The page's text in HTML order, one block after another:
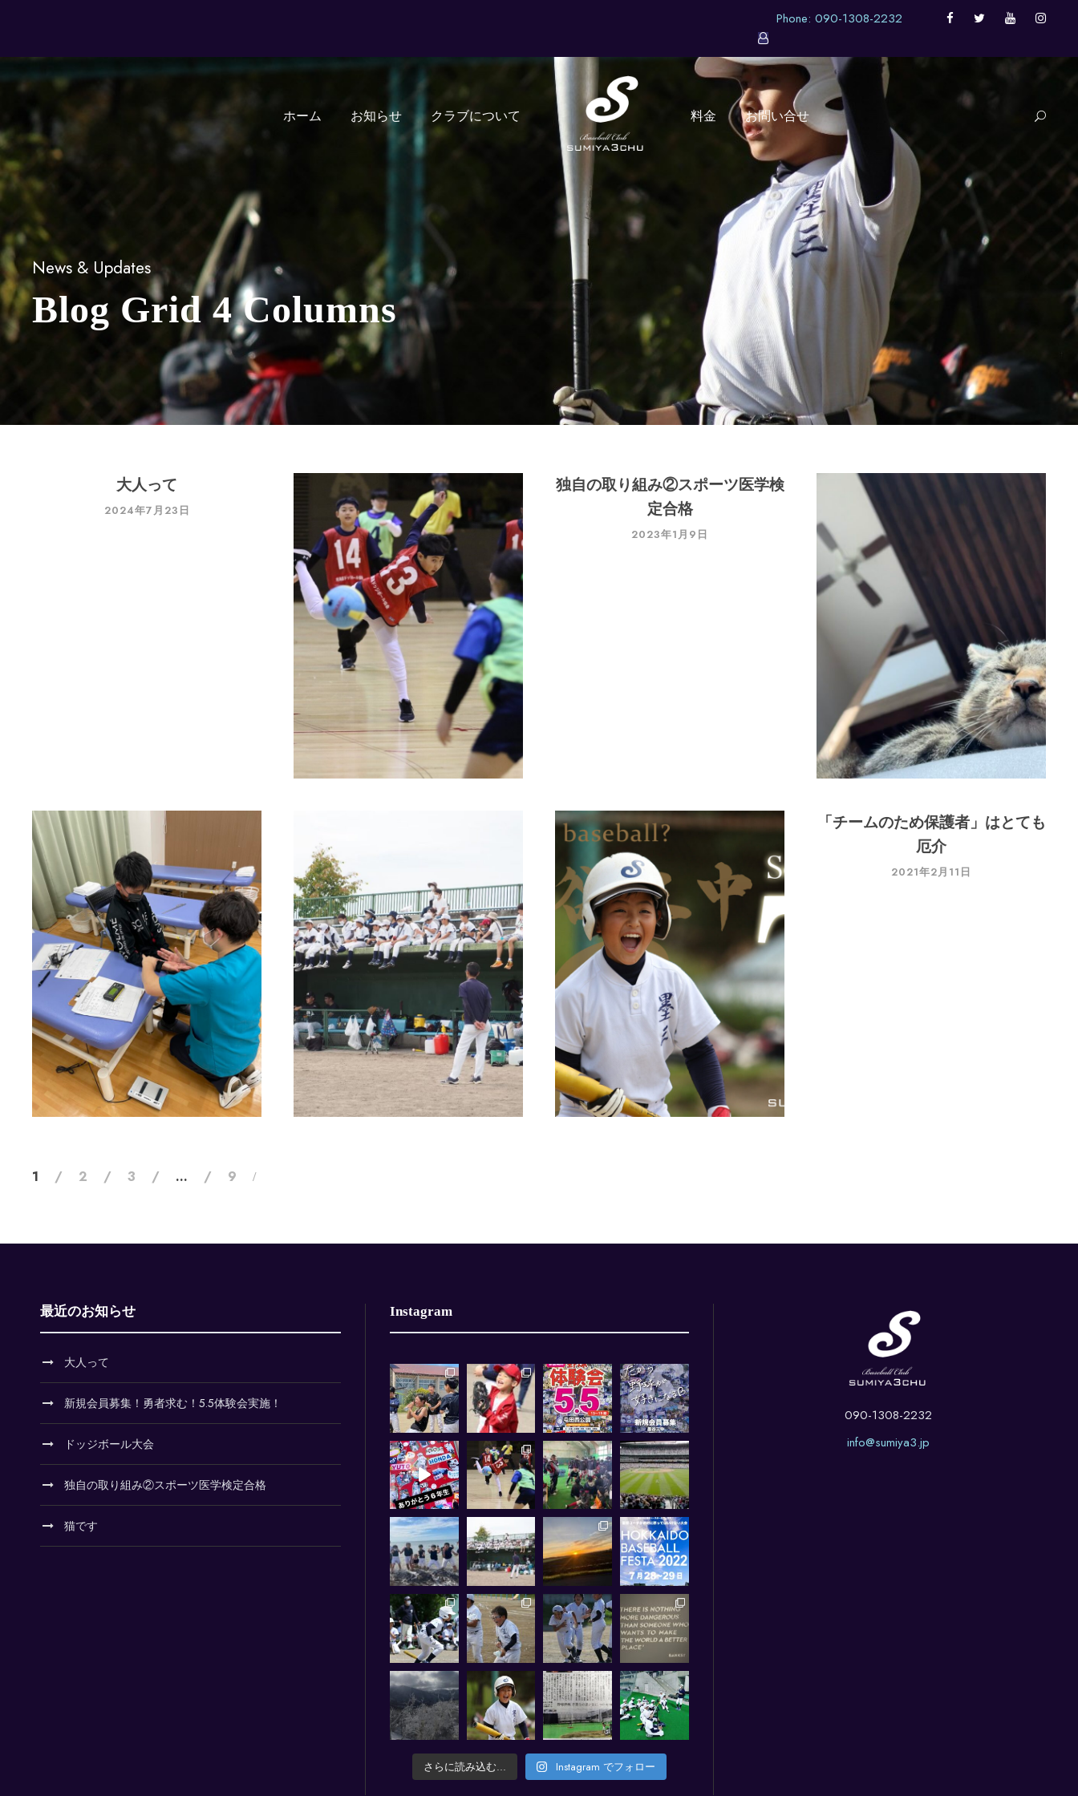
Phone: 090-1308-2232
ホーム お知らせ クラブについて 料金 お問い合せ
News & Updates
Blog Grid 4 Columns
大人って
2024年7月23日
2023年1月25日
独自の取り組み②スポーツ医学検
定合格
2023年1月9日
2022年12月31日
2022年12月28日 2022年12月26日 2022年7月1日
「チームのため保護者」はとても
厄介
2021年2月11日
1 2 3 … 9
最近のお知らせ
大人って
新規会員募集！勇者求む！5.5体験会実施！
ドッジボール大会
独自の取り組み②スポーツ医学検定合格
猫です
Instagram
さらに読み込む... Instagram でフォロー
090-1308-2232
info@sumiya3.jp